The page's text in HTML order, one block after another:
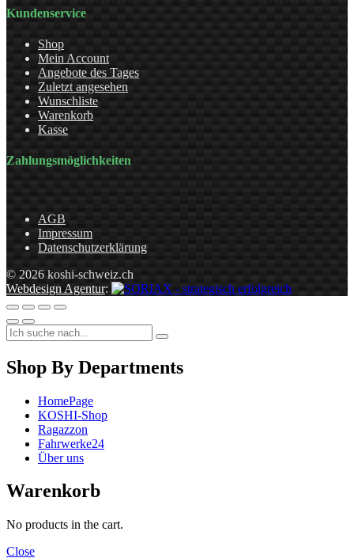
Kundenservice
Shop
Mein Account
Angebote des Tages
Zuletzt angesehen
Wunschliste
Warenkorb
Kasse
Zahlungsmöglichkeiten
AGB
Impressum
Datenschutzerklärung
© 2026 koshi-schweiz.ch
Webdesign Agentur:
Shop By Departments
HomePage
KOSHI-Shop
Ragazzon
Fahrwerke24
Über uns
Warenkorb
No products in the cart.
Close